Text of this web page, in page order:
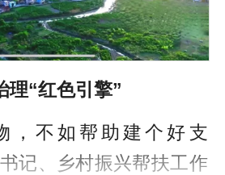
理“红色引擎”
，不如帮助建个好支
记、乡村振兴帮扶工作